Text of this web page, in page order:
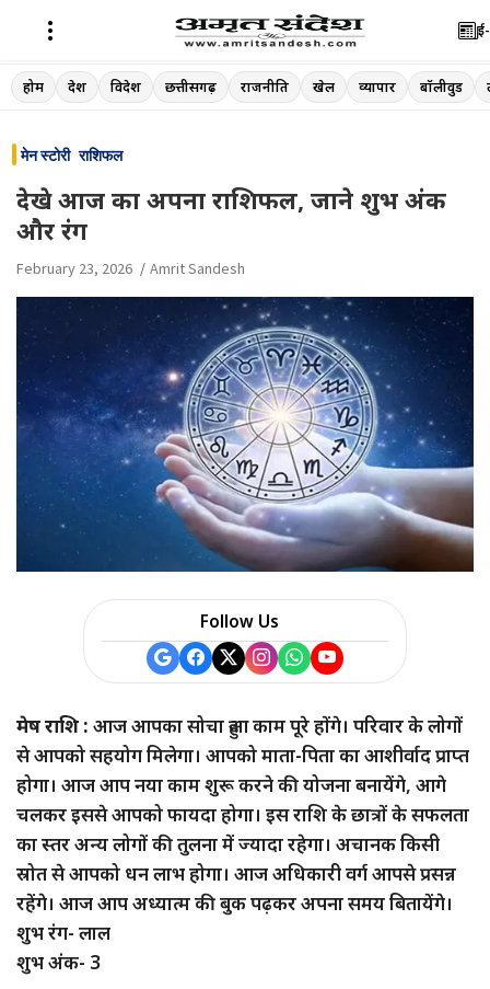
Skip
to
होम देश विदेश छत्तीसगढ़ राजनीति खेल व्यापार बॉलीवुड
मेन स्टोरी राशिफल
देखे आज का अपना राशिफल, जाने शुभ अंक
और रंग
February 23, 2026 Amrit Sandesh
Follow Us
मेष राशि : आज आपका सोचा हुआ काम पूरे होंगे। परिवार के लोगों
से आपको सहयोग मिलेगा। आपको माता-पिता का आशीर्वाद प्राप्त
होगा। आज आप नया काम शुरू करने की योजना बनायेंगे, आगे
चलकर इससे आपको फायदा होगा। इस राशि के छात्रों के सफलता
का स्तर अन्य लोगों की तुलना में ज्यादा रहेगा। अचानक किसी
स्रोत से आपको धन लाभ होगा। आज अधिकारी वर्ग आपसे प्रसन्न
रहेंगे। आज आप अध्यात्म की बुक पढ़कर अपना समय बितायेंगे।
शुभ रंग- लाल
शुभ अंक- 3